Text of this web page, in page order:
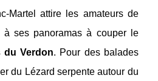
Martel attire les amateurs de
à ses panoramas à couper le
du Verdon. Pour des balades
du Lézard serpente autour du